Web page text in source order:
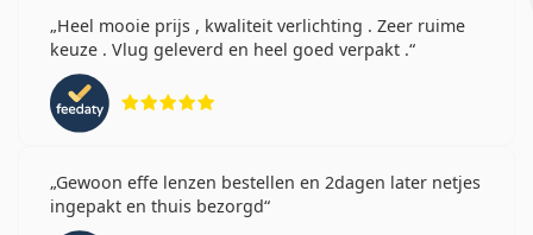
Heel mooie prijs , kwaliteit verlichting . Zeer ruime
keuze . Vlug geleverd en heel goed verpakt .
Gewoon effe lenzen bestellen en 2dagen later netjes
ingepakt en thuis bezorgd